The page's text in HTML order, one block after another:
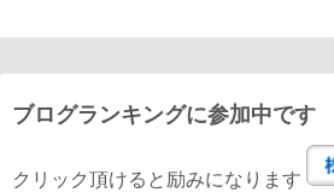
ブログランキングに参加中です
クリック頂けると励みになります